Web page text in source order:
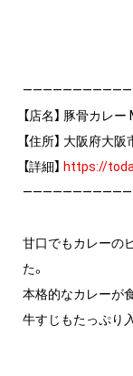
【店名】 豚骨カレー
【住所】 大阪府大
【詳細】 https://
甘口でもカレーの
た。
本格的なカレーが
牛すじもたっぷり